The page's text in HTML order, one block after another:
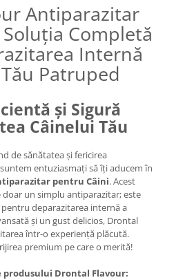
Antiparazitar
Completă
Internă
Patruped
și Sigură
Câinelui Tău
de sănătatea și fericirea
entuziasmați să îți aducem în
pentru Câini. Acest
un simplu antiparazitar; este
deparazitarea internă a
și un gust delicios, Drontal
într-o experiență plăcută.
premium pe care o merită!
Drontal Flavour: